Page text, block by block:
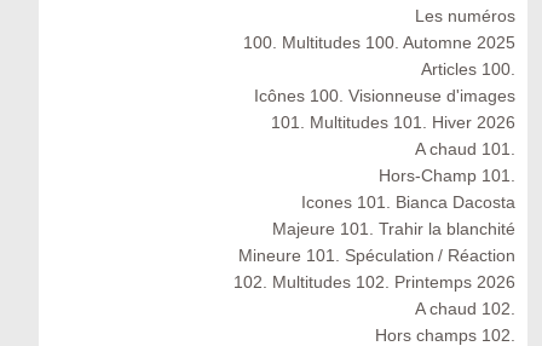
Les numéros
100. Multitudes 100. Automne 2025
Articles 100.
Icônes 100. Visionneuse d'images
101. Multitudes 101. Hiver 2026
A chaud 101.
Hors-Champ 101.
Icones 101. Bianca Dacosta
Majeure 101. Trahir la blanchité
Mineure 101. Spéculation / Réaction
102. Multitudes 102. Printemps 2026
A chaud 102.
Hors champs 102.